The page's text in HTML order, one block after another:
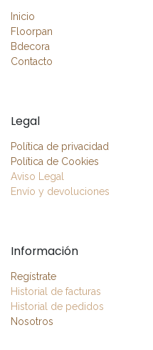
Inicio
Floorpan
Bdecora
Contacto
Legal
Política de privacidad
Política de Cookies
Aviso Legal
Envío y devoluciones
Información
Regístrate
Historial de facturas
Historial de pedidos
Nosotros